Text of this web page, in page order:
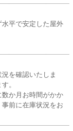
平で安定した屋外
を確認いたしま
。
か月お時間がかか
前に在庫状況をお